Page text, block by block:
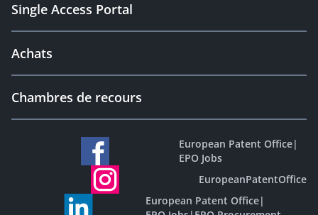
Single Access Portal
Achats
Chambres de recours
European Patent Office|
EPO Jobs
EuropeanPatentOffice
European Patent Office|